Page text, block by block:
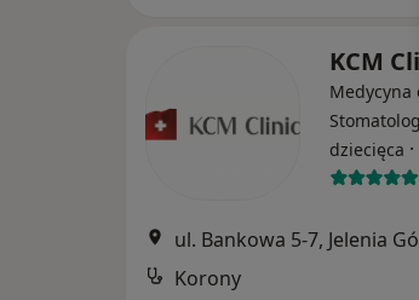
KCM
Medycyna
dziecięca ·
ul. Bankowa 5-7, Jelenia
Korony